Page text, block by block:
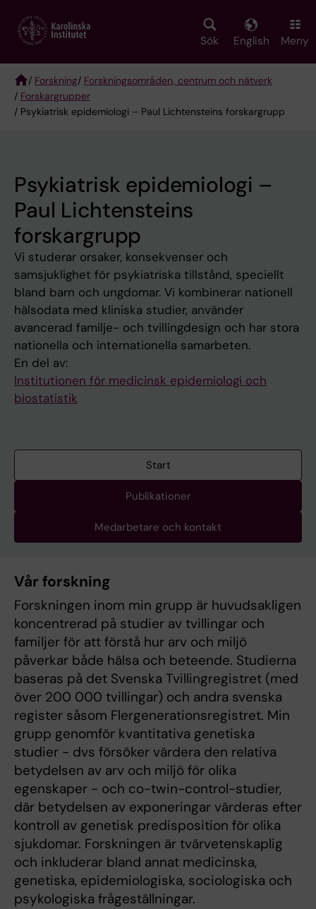
main
Sök English Meny
Breadcrumb
/ Forskning/ Forskningsområden, centrum och nätverk
/ Forskargrupper
/ Psykiatrisk epidemiologi – Paul Lichtensteins forskargrupp
Psykiatrisk epidemiologi –
Paul Lichtensteins
forskargrupp
Vi studerar orsaker, konsekvenser och
samsjuklighet för psykiatriska tillstånd, speciellt
bland barn och ungdomar. Vi kombinerar nationell
hälsodata med kliniska studier, använder
avancerad familje- och tvillingdesign och har stora
nationella och internationella samarbeten.
En del av:
Institutionen för medicinsk epidemiologi och
biostatistik
Start
Publikationer
Medarbetare och kontakt
Vår forskning
Forskningen inom min grupp är huvudsakligen
koncentrerad på studier av tvillingar och
familjer för att förstå hur arv och miljö
påverkar både hälsa och beteende. Studierna
baseras på det Svenska Tvillingregistret (med
över 200 000 tvillingar) och andra svenska
register såsom Flergenerationsregistret. Min
grupp genomför kvantitativa genetiska
studier - dvs försöker värdera den relativa
betydelsen av arv och miljö för olika
egenskaper - och co-twin-control-studier,
där betydelsen av exponeringar värderas efter
kontroll av genetisk predisposition för olika
sjukdomar. Forskningen är tvärvetenskaplig
och inkluderar bland annat medicinska,
genetiska, epidemiologiska, sociologiska och
psykologiska frågeställningar.